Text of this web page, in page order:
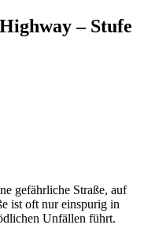
– Stufe
gefährliche Straße, auf
ist oft nur einspurig in
Unfällen führt.